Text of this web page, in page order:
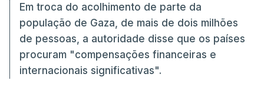
Em troca do acolhimento de parte da
população de Gaza, de mais de dois milhões
de pessoas, a autoridade disse que os países
procuram "compensações financeiras e
internacionais significativas".